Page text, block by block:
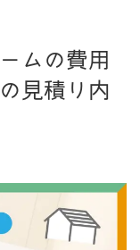
ムの費用
見積り内